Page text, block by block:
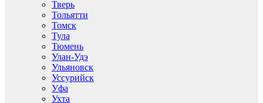
Тверь
Тольятти
Томск
Тула
Тюмень
Улан-Удэ
Ульяновск
Уссурийск
Уфа
Ухта